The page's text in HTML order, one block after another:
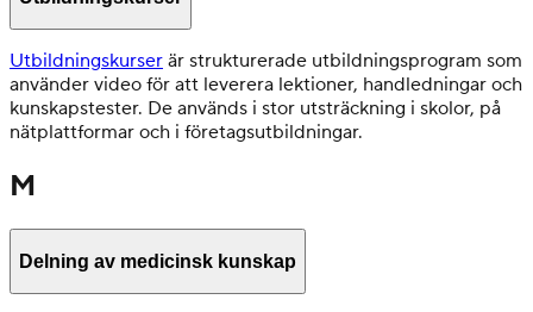
Utbildningskurser är strukturerade utbildningsprogram som
använder video för att leverera lektioner, handledningar och
kunskapstester. De används i stor utsträckning i skolor, på
nätplattformar och i företagsutbildningar.
M
Delning av medicinsk kunskap